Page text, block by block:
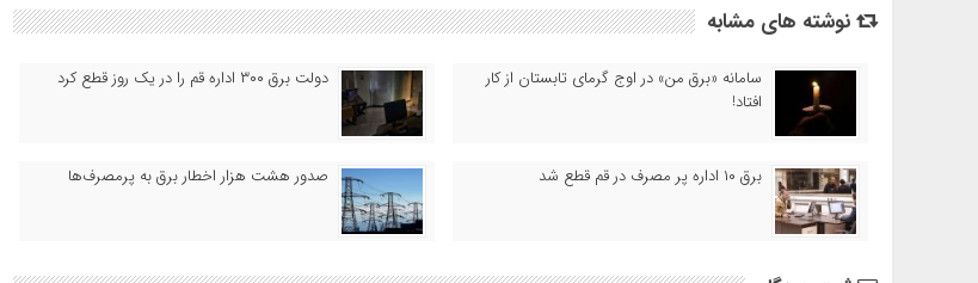
نوشته های مشابه
سامانه «برق من» در اوج گرمای تابستان از کار
افتاد!
دولت برق ۳۰۰ اداره قم را در یک روز قطع کرد
برق ۱۰ اداره پر مصرف در قم قطع شد صدور هشت هزار اخطار برق به پرمصرف‌ها